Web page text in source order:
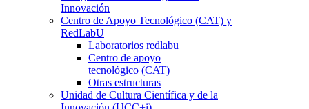
Innovación
Centro de Apoyo Tecnológico (CAT) y
RedLabU
Laboratorios redlabu
Centro de apoyo
tecnológico (CAT)
Otras estructuras
Unidad de Cultura Científica y de la